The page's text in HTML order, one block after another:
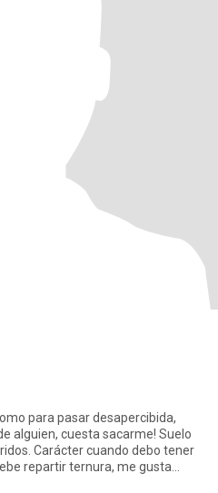
para pasar desapercibida,
alguien, cuesta sacarme! Suelo
Carácter cuando debo tener
repartir ternura, me gusta